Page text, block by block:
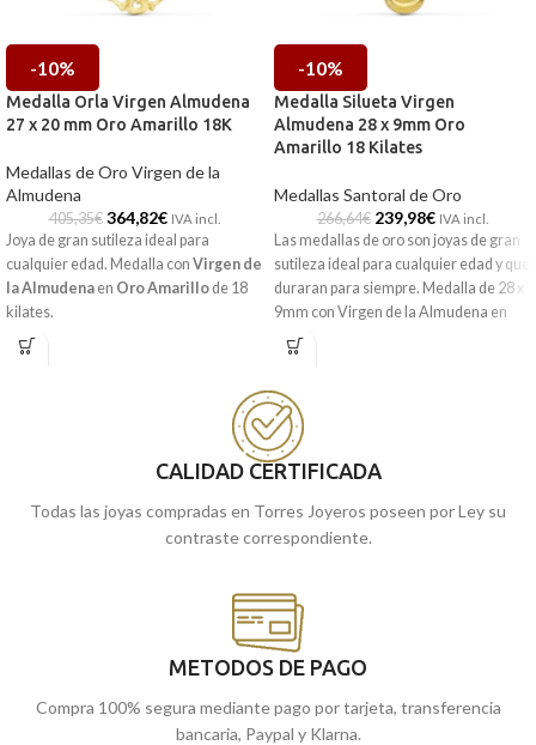
-10%
Medalla Orla Virgen Almudena
27 x 20 mm Oro Amarillo 18K
Medallas de Oro Virgen de la
Almudena
405,35€ 364,82€ IVA incl.
Joya de gran sutileza ideal para
cualquier edad. Medalla con Virgen de
la Almudena en Oro Amarillo de 18
kilates.
Recógela
-10%
Medalla Silueta Virgen
Almudena 28 x 9mm Oro
Amarillo 18 Kilates
Medallas Santoral de Oro
266,64€ 239,98€ IVA incl.
Las medallas de oro son joyas de gran
sutileza ideal para cualquier edad y que
duraran para siempre. Medalla de 28 x
9mm con Virgen de la Almudena en
Oro Amarillo de 18 kilates y precioso
forma en silueta.
Recógela
Málaga
llevamos a casa.
CALIDAD CERTIFICADA
Todas las joyas compradas en Torres Joyeros poseen por Ley su
contraste correspondiente.
METODOS DE PAGO
Compra 100% segura mediante pago por tarjeta, transferencia
bancaria, Paypal y Klarna.